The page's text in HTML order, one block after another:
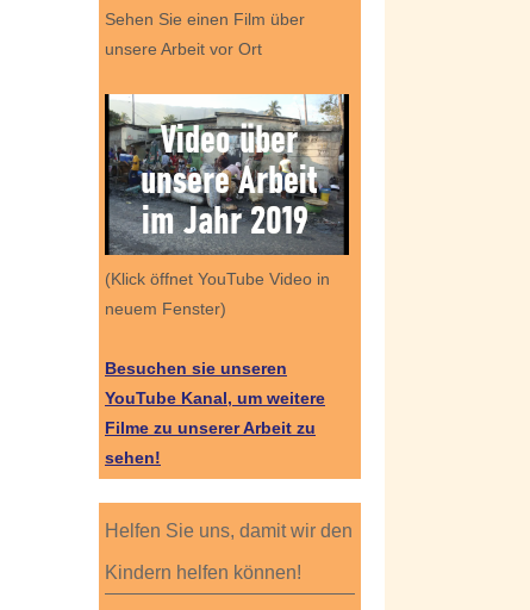
Sehen Sie einen Film über
unsere Arbeit vor Ort
(Klick öffnet YouTube Video in
neuem Fenster)
Besuchen sie unseren
YouTube Kanal, um weitere
Filme zu unserer Arbeit zu
sehen!
Helfen Sie uns, damit wir den
Kindern helfen können!